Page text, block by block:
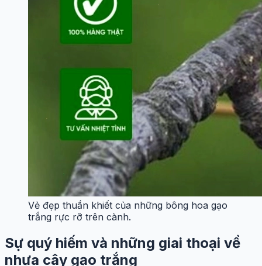
Vẻ đẹp thuần khiết của những bông hoa gạo
trắng rực rỡ trên cành.
Sự quý hiếm và những giai thoại về
nhựa cây gạo trắng